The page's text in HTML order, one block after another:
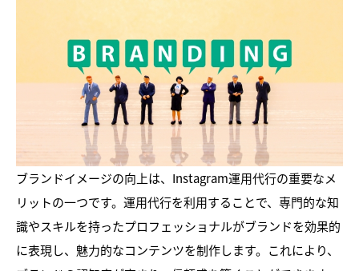
ブランドイメージの向上は、Instagram運用代行の重要なメ
リットの一つです。運用代行を利用することで、専門的な知
識やスキルを持ったプロフェッショナルがブランドを効果的
に表現し、魅力的なコンテンツを制作します。これにより、